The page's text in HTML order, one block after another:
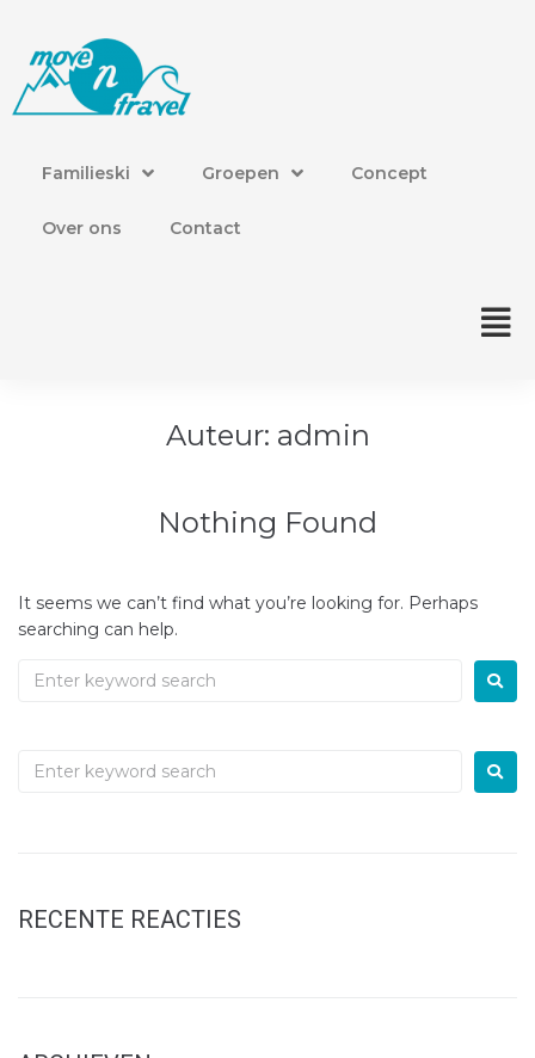
Familieski Groepen Concept
Over ons Contact
Familieski
Contact
Bestemming in de
Auteur: admin
Nothing Found
It seems we can’t find what you’re looking for. Perhaps
searching can help.
RECENTE REACTIES